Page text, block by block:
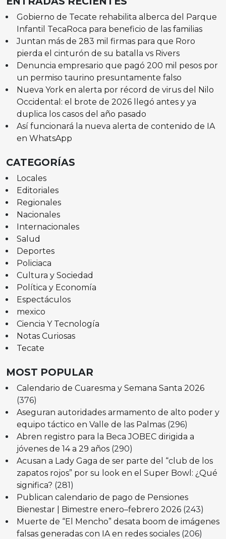
Gobierno de Tecate rehabilita alberca del Parque
Infantil TecaRoca para beneficio de las familias
Juntan más de 283 mil firmas para que Roro
pierda el cinturón de su batalla vs Rivers
Denuncia empresario que pagó 200 mil pesos por
un permiso taurino presuntamente falso
Nueva York en alerta por récord de virus del Nilo
Occidental: el brote de 2026 llegó antes y ya
duplica los casos del año pasado
Así funcionará la nueva alerta de contenido de IA
en WhatsApp
CATEGORÍAS
Locales
Editoriales
Regionales
Nacionales
Internacionales
Salud
Deportes
Policiaca
Cultura y Sociedad
Política y Economía
Espectáculos
mexico
Ciencia Y Tecnología
Notas Curiosas
Tecate
MOST POPULAR
Calendario de Cuaresma y Semana Santa 2026
(376)
Aseguran autoridades armamento de alto poder y
equipo táctico en Valle de las Palmas (296)
Abren registro para la Beca JOBEC dirigida a
jóvenes de 14 a 29 años (290)
Acusan a Lady Gaga de ser parte del “club de los
zapatos rojos” por su look en el Super Bowl: ¿Qué
significa? (281)
Publican calendario de pago de Pensiones
Bienestar | Bimestre enero–febrero 2026 (243)
Muerte de “El Mencho” desata boom de imágenes
falsas generadas con IA en redes sociales (206)